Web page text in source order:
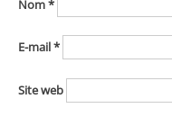
Nom*
E-mail*
Site web